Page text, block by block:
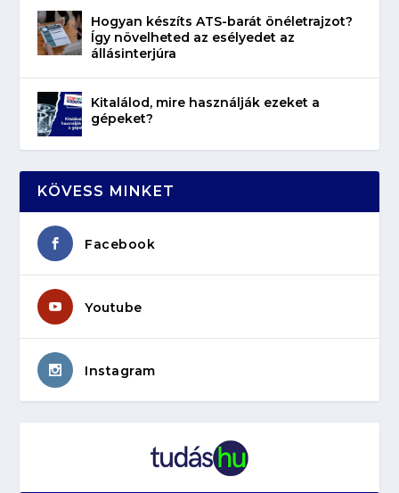
Hogyan készíts ATS-barát önéletrajzot?
Így növelheted az esélyedet az
állásinterjúra
Kitalálod, mire használják ezeket a
gépeket?
KÖVESS MINKET
Facebook
Youtube
Instagram